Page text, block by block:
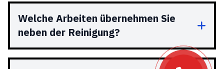
Welche Arbeiten übernehmen Sie
neben der Reinigung?